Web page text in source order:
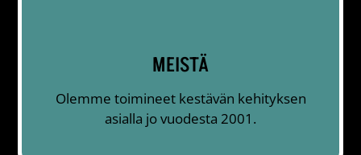
MEISTÄ
Olemme toimineet kestävän kehityksen
asialla jo vuodesta 2001.